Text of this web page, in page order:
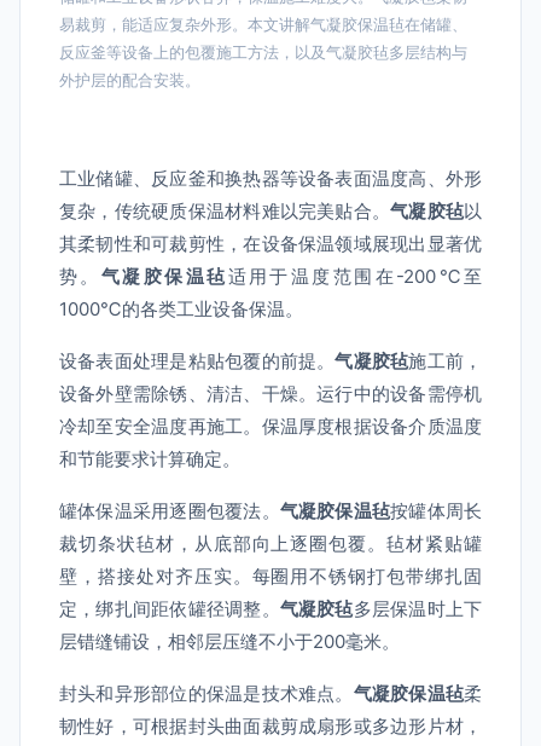
易裁剪，能适应复杂外形。本文讲解气凝胶保温毡在储罐、
反应釜等设备上的包覆施工方法，以及气凝胶毡多层结构与
外护层的配合安装。
工业储罐、反应釜和换热器等设备表面温度高、外形
复杂，传统硬质保温材料难以完美贴合。气凝胶毡以
其柔韧性和可裁剪性，在设备保温领域展现出显著优
势。 气凝胶保温毡适用于温度范围在-200℃至
1000℃的各类工业设备保温。
设备表面处理是粘贴包覆的前提。气凝胶毡施工前，
设备外壁需除锈、清洁、干燥。运行中的设备需停机
冷却至安全温度再施工。保温厚度根据设备介质温度
和节能要求计算确定。
罐体保温采用逐圈包覆法。 气凝胶保温毡按罐体周长
裁切条状毡材，从底部向上逐圈包覆。毡材紧贴罐
壁，搭接处对齐压实。每圈用不锈钢打包带绑扎固
定，绑扎间距依罐径调整。 气凝胶毡多层保温时上下
层错缝铺设，相邻层压缝不小于200毫米。
封头和异形部位的保温是技术难点。 气凝胶保温毡柔
韧性好，可根据封头曲面裁剪成扇形或多边形片材，